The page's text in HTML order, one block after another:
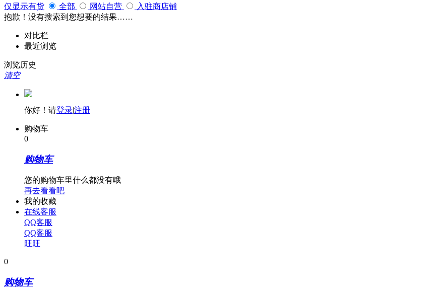
仅显示有货
全部 网站自营
入驻商店铺
抱歉！没有搜索到您想要的结果……
对比栏
最近浏览
浏览历史
清空
你好！请登录|注册
购物车
0
购物车
您的购物车里什么都没有哦
再去看看吧
我的收藏
在线客服
QQ客服
QQ客服
旺旺
0
购物车